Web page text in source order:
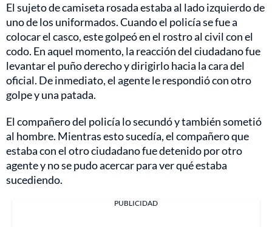
El sujeto de camiseta rosada estaba al lado izquierdo de
uno de los uniformados. Cuando el policía se fue a
colocar el casco, este golpeó en el rostro al civil con el
codo. En aquel momento, la reacción del ciudadano fue
levantar el puño derecho y dirigirlo hacia la cara del
oficial. De inmediato, el agente le respondió con otro
golpe y una patada.
El compañero del policía lo secundó y también sometió
al hombre. Mientras esto sucedía, el compañero que
estaba con el otro ciudadano fue detenido por otro
agente y no se pudo acercar para ver qué estaba
sucediendo.
PUBLICIDAD